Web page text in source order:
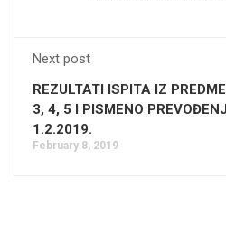
Next post
REZULTATI ISPITA IZ
3, 4, 5 I PISMENO
1.2.2019.
February 8, 2019